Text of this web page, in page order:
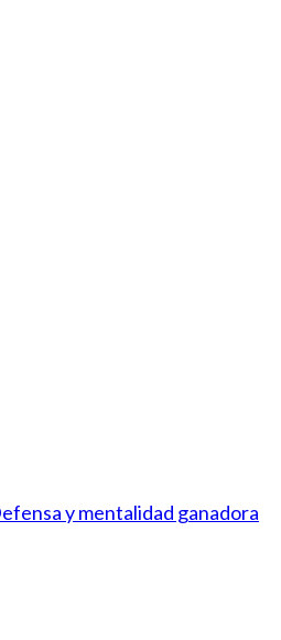
y mentalidad ganadora